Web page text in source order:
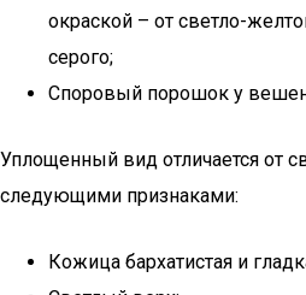
окраской – от светло-
серого;
Споровый порошок у
Уплощенный вид отличается от
следующими признаками:
Кожица бархатистая и